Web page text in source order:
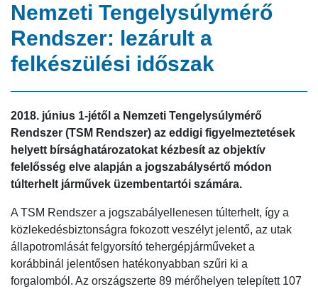
Nemzeti Tengelysúlymérő
Rendszer: lezárult a
felkészülési időszak
2018. június 1-jétől a Nemzeti Tengelysúlymérő
Rendszer (TSM Rendszer) az eddigi figyelmeztetések
helyett bírsághatározatokat kézbesít az objektív
felelősség elve alapján a jogszabálysértő módon
túlterhelt járművek üzembentartói számára.
A TSM Rendszer a jogszabályellenesen túlterhelt, így a
közlekedésbiztonságra fokozott veszélyt jelentő, az utak
állapotromlását felgyorsító tehergépjárműveket a
korábbinál jelentősen hatékonyabban szűri ki a
forgalomból. Az országszerte 89 mérőhelyen telepített 107